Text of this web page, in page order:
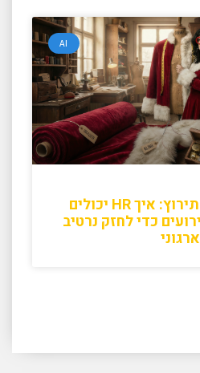
AI
סנטה הוא רק התירוץ: איך HR יכולים
כדי לחזק נרטיב
ארגוני